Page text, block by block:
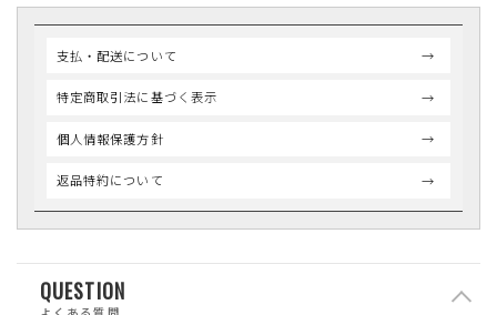
支払・配送について
特定商取引法に基づく表示
個人情報保護方針
返品特約について
QUESTION